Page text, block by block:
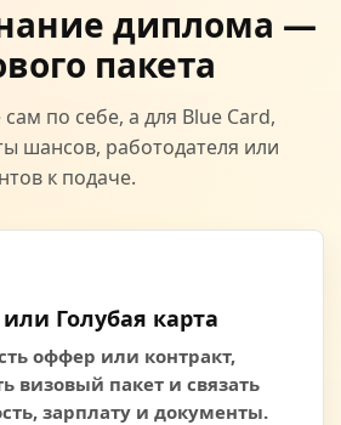
диплома —
пакета
по себе, а для Blue Card,
шансов, работодателя или
к подаче.
Голубая карта
оффер или контракт,
визовый пакет и связать
зарплату и документы.